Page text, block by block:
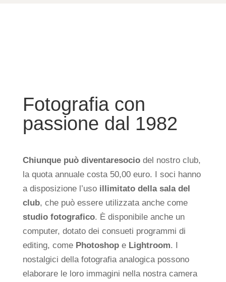
Fotografia con
passione dal 1982
Chiunque può diventaresociodel nostro club,
la quota annuale costa 50,00 euro. I soci hanno
a disposizione l’uso illimitato della sala del
club, che può essere utilizzata anche come
studio fotografico. È disponibile anche un
computer, dotato dei consueti programmi di
editing, come Photoshope Lightroom. I
nostalgici della fotografia analogica possono
elaborare le loro immagini nella nostra camera